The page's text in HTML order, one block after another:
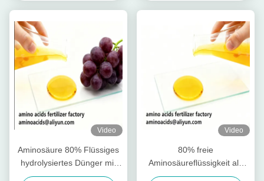
Video
Aminosäure 80% Flüssiges
hydrolysiertes Dünger mit
freien Aminosäuren ≥ 750 g/l
Video
80% freie
Aminosäureflüssigkeit als
Rohstoff für die Produktion